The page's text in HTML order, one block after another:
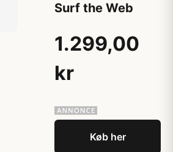
Surf the Web
1.299,00
kr
Køb her